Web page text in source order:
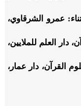
عمرو الشرقاوي،
العلم للملايين،
القرآن، دار عمار،